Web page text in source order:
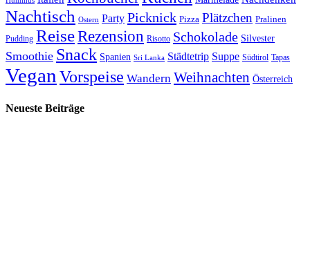
Nachtisch Ostern Party Picknick Pizza Plätzchen Pralinen
Pudding ReiseRezension Risotto Schokolade Silvester
Smoothie Snack Spanien Sri Lanka Städtetrip Suppe Südtirol Tapas
VeganVorspeise Wandern Weihnachten Österreich
Neueste Beiträge